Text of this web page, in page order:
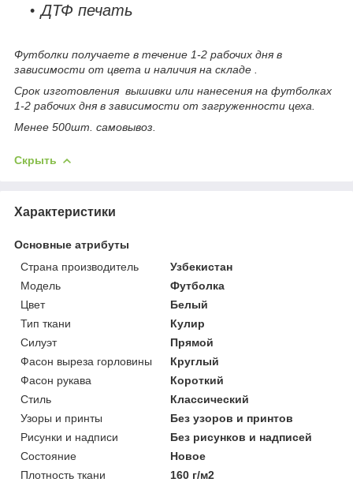
ДТФ печать
Футболки получаете в течение 1-2 рабочих дня в
зависимости от цвета и наличия на складе .
Срок изготовления вышивки или нанесения на футболках
1-2 рабочих дня в зависимости от загруженности цеха.
Менее 500шт. самовывоз.
Скрыть
Характеристики
Основные атрибуты
Страна производитель
Узбекистан
Мoдель
Футболка
Цвет
Белый
Тип ткани
Кулир
Силуэт
Прямой
Фасон выреза горловины
Круглый
Фасон рукава
Короткий
Стиль
Классический
Узоры и принты
Без узоров и принтов
Рисунки и надписи
Без рисунков и надписей
Состояние
Новое
Плотность ткани
160 г/м2